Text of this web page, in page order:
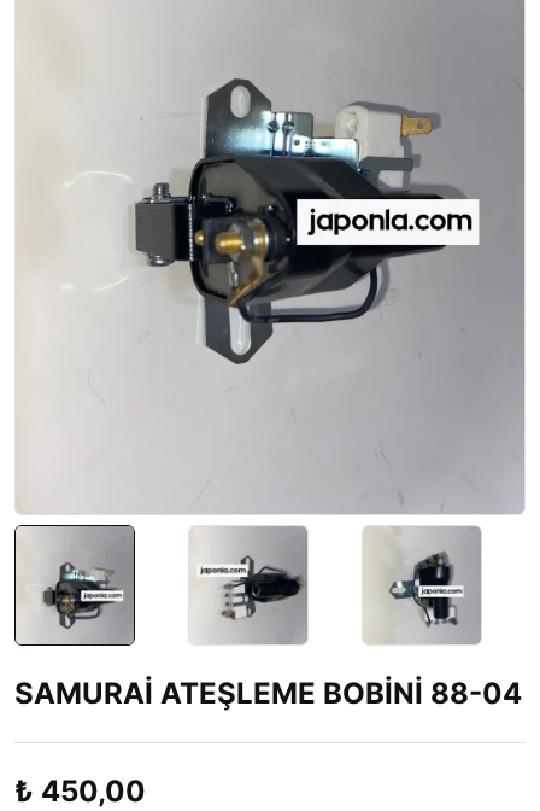
SAMURAİ ATEŞLEME BOBİNİ 88-04
₺ 450,00